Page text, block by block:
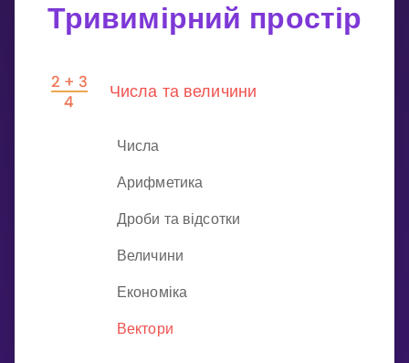
Multiplication Master
Джуніор-матем
Показати більше
НАВЧАЛЬНИЙ ПЛАН
Select curriculum
Тривимірний простір
Числа та величини
Числа
Арифметика
Дроби та відсотки
Величини
Економіка
Вектори